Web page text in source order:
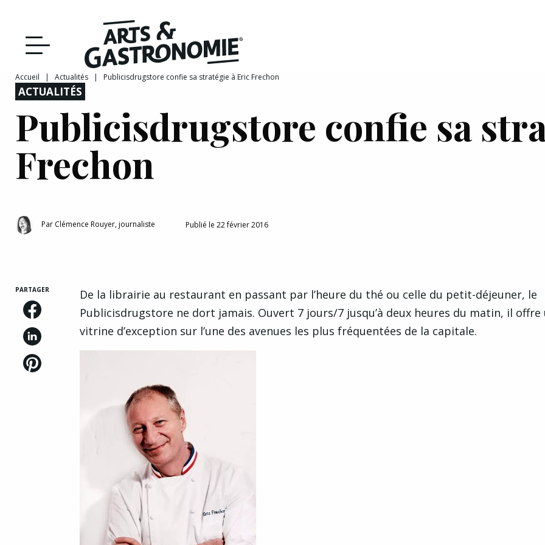
Recettes
Reportages
Actualités
Interviews
Bourgogne
Franche‑Comté
Accueil | Actualités | Publicisdrugstore confie sa stratégie à Eric Frechon
ACTUALITÉS
Publicisdrugstore confie sa
Frechon
Par Clémence Rouyer, journaliste Publié le 22 février 2016
PARTAGER
De la librairie au restaurant en passant par l’heure du thé ou celle du petit-déjeuner, le
Publicisdrugstore ne dort jamais. Ouvert 7 jours/7 jusqu’à deux heures du matin, il offre
vitrine d’exception sur l’une des avenues les plus fréquentées de la capitale.